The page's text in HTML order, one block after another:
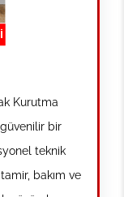
Kurutma
güvenilir bir
teknik
bakım ve